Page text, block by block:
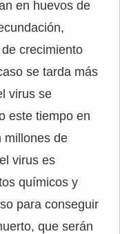
en huevos de
crecimiento
se tarda más
virus se
este tiempo en
millones de
virus es
químicos y
para conseguir
que serán